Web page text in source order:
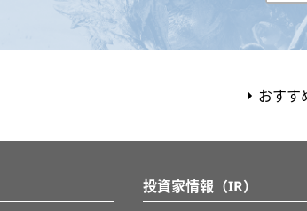
おすす
投資家情報（IR）